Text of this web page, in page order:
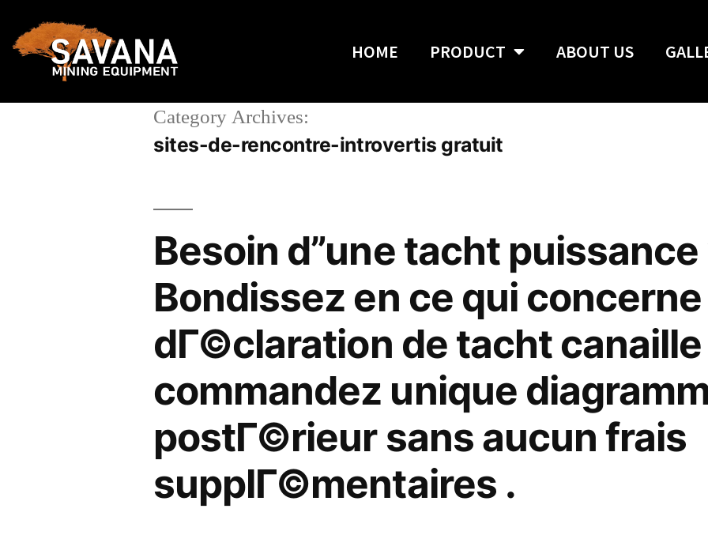
HOME PRODUCT ABOUT US
Category Archives:
sites-de-rencontre-introvertis gratuit
Besoin d”une tacht puissance
Bondissez en ce qui
dГ©claration de tacht
commandez unique
postГ©rieur sans aucun frais
supplГ©mentaires .